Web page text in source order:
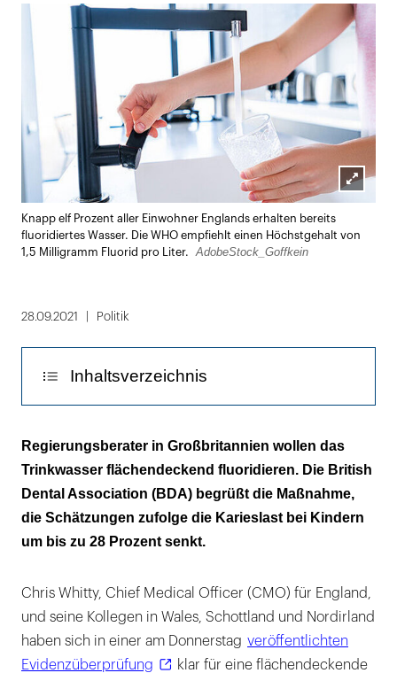
Lightbox
Knapp elf Prozent aller Einwohner Englands erhalten bereits
fluoridiertes Wasser. Die WHO empfiehlt einen Höchstgehalt von
1,5 Milligramm Fluorid pro Liter.
AdobeStock_Goffkein
28.09.2021 Politik
Inhaltsverzeichnis
Fluoridierung zahlt sich auch finanziell aus
Regierungsberater in Großbritannien wollen das
Trinkwasser flächendeckend fluoridieren. Die British
Dental Association (BDA) begrüßt die Maßnahme,
die Schätzungen zufolge die Karieslast bei Kindern
um bis zu 28 Prozent senkt.
Chris Whitty, Chief Medical Officer (CMO) für England,
und seine Kollegen in Wales, Schottland und Nordirland
haben sich in einer am Donnerstag veröffentlichten
Evidenzüberprüfung
klar für eine flächendeckende